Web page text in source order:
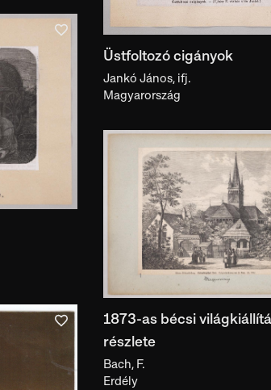
Üstfoltozó cigányok
Jankó János, ifj.
Magyarország
1873-as bécsi
részlete
Bach, F.
Erdély